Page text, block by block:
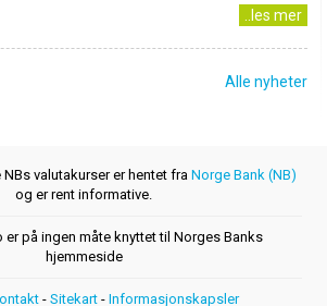
..les mer
Alle nyheter
valutakurser er hentet fra Norge Bank (NB)
og er rent informative.
er på ingen måte knyttet til Norges Banks
hjemmeside
- Sitekart - Informasjonskapsler